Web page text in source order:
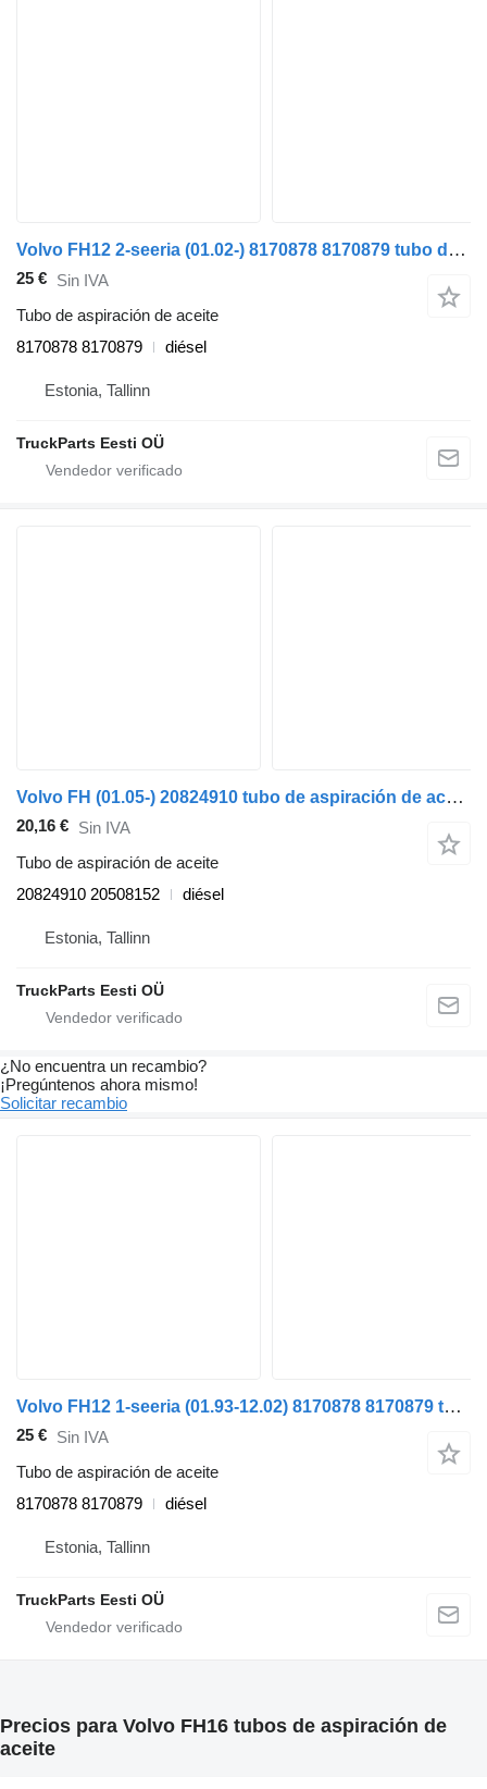
Volvo FH12 2-seeria (01.02-) 8170878 8170879 tubo de aspiración de aceite para Volvo FH12, FH16, NH12, FH, VNL780 (1993-2014) camión
25 € Sin IVA
Tubo de aspiración de aceite
8170878 8170879
diésel
Estonia, Tallinn
TruckParts Eesti OÜ
Volvo FH (01.05-) 20824910 tubo de aspiración de aceite para Volvo FH12, FH16, NH12, FH, VNL780 (1993-2014) camión
20,16 € Sin IVA
Tubo de aspiración de aceite
20824910 20508152
diésel
Estonia, Tallinn
TruckParts Eesti OÜ
¿No encuentra un recambio?
¡Pregúntenos ahora mismo!
Solicitar recambio
Volvo FH12 1-seeria (01.93-12.02) 8170878 8170879 tubo de aspiración de aceite para Volvo FH12, FH16, NH12, FH, VNL780 (1993-2014) cabeza tractora
25 € Sin IVA
Tubo de aspiración de aceite
8170878 8170879
diésel
Estonia, Tallinn
TruckParts Eesti OÜ
Precios para Volvo FH16 tubos de aspiración de
aceite